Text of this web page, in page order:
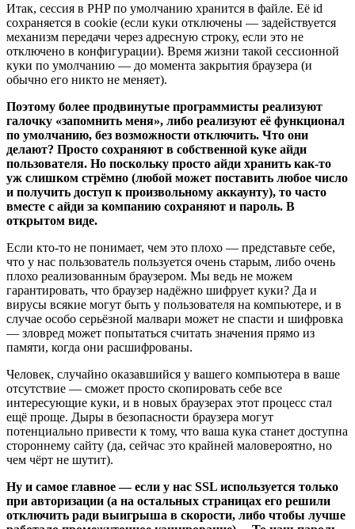
Итак, сессия в PHP по умолчанию хранится в файле. Её id
сохраняется в cookie (если куки отключены — задействуется
механизм передачи через адресную строку, если это не
отключено в конфигурации). Время жизни такой сессионной
куки по умолчанию — до момента закрытия браузера (и
обычно его никто не меняет).
Поэтому более продвинутые программисты реализуют
галочку «запомнить меня», либо реализуют её функционал
по умолчанию, без возможности отключить. Что они
делают? Просто сохраняют в собственной куке айди
пользователя. Но поскольку просто айди хранить как-то
уж слишком стрёмно (любой может поставить любое число
и получить доступ к произвольному аккаунту), то часто
вместе с айди за компанию сохраняют и пароль. В
открытом виде.
Если кто-то не понимает, чем это плохо — представьте себе,
что у нас пользователь пользуется очень старым, либо очень
плохо реализованным браузером. Мы ведь не можем
гарантировать, что браузер надёжно шифрует куки? Да и
вирусы всякие могут быть у пользователя на компьютере, и в
случае особо серьёзной малвари может не спасти и шифровка
— зловред может попытаться считать значения прямо из
памяти, когда они расшифрованы.
Человек, случайно оказавшийся у вашего компьютера в ваше
отсутствие — сможет просто скопировать себе все
интересующие куки, и в новых браузерах этот процесс стал
ещё проще. Дыры в безопасности браузера могут
потенциально привести к тому, что ваша кука станет доступна
стороннему сайту (да, сейчас это крайней маловероятно, но
чем чёрт не шутит).
Ну и самое главное — если у нас SSL используется только
при авторизации (а на остальных страницах его решили
отключить ради выигрыша в скорости, либо чтобы лучше